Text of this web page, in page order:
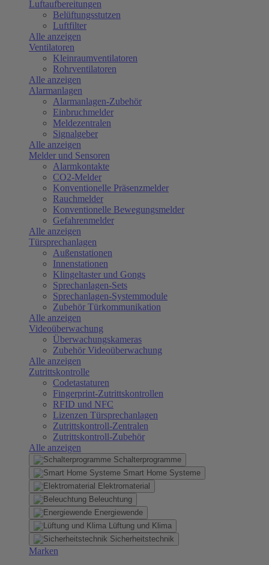
Luftaufbereitungen
Belüftungsstutzen
Luftfilter
Alle anzeigen
Ventilatoren
Kleinraumventilatoren
Rohrventilatoren
Alle anzeigen
Alarmanlagen
Alarmanlagen-Zubehör
Einbruchmelder
Meldezentralen
Signalgeber
Alle anzeigen
Melder und Sensoren
Alarmkontakte
CO2-Melder
Konventionelle Präsenzmelder
Rauchmelder
Konventionelle Bewegungsmelder
Gefahrenmelder
Alle anzeigen
Türsprechanlagen
Außenstationen
Innenstationen
Klingeltaster und Gongs
Sprechanlagen-Sets
Sprechanlagen-Systemmodule
Zubehör Türkommunikation
Alle anzeigen
Videoüberwachung
Überwachungskameras
Zubehör Videoüberwachung
Alle anzeigen
Zutrittskontrolle
Codetastaturen
Fingerprint-Zutrittskontrollen
RFID und NFC
Lizenzen Türsprechanlagen
Zutrittskontroll-Zentralen
Zutrittskontroll-Zubehör
Alle anzeigen
Schalterprogramme
Smart Home Systeme
Elektromaterial
Beleuchtung
Energiewende
Lüftung und Klima
Sicherheitstechnik
Marken